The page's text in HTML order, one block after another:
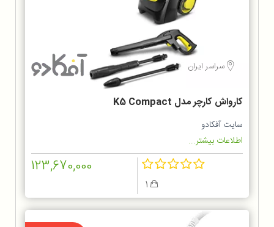
سراسر ایران
کارواش کارچر مدل K5 Compact
سایت آفکادو
اطلاعات بیشتر...
123,670,000